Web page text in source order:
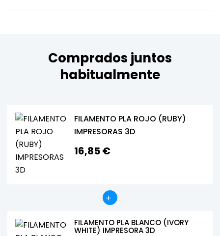
Comprados juntos
habitualmente
FILAMENTO PLA ROJO (RUBY)
IMPRESORAS 3D
16,85 €
FILAMENTO PLA BLANCO (IVORY
WHITE) IMPRESORA 3D